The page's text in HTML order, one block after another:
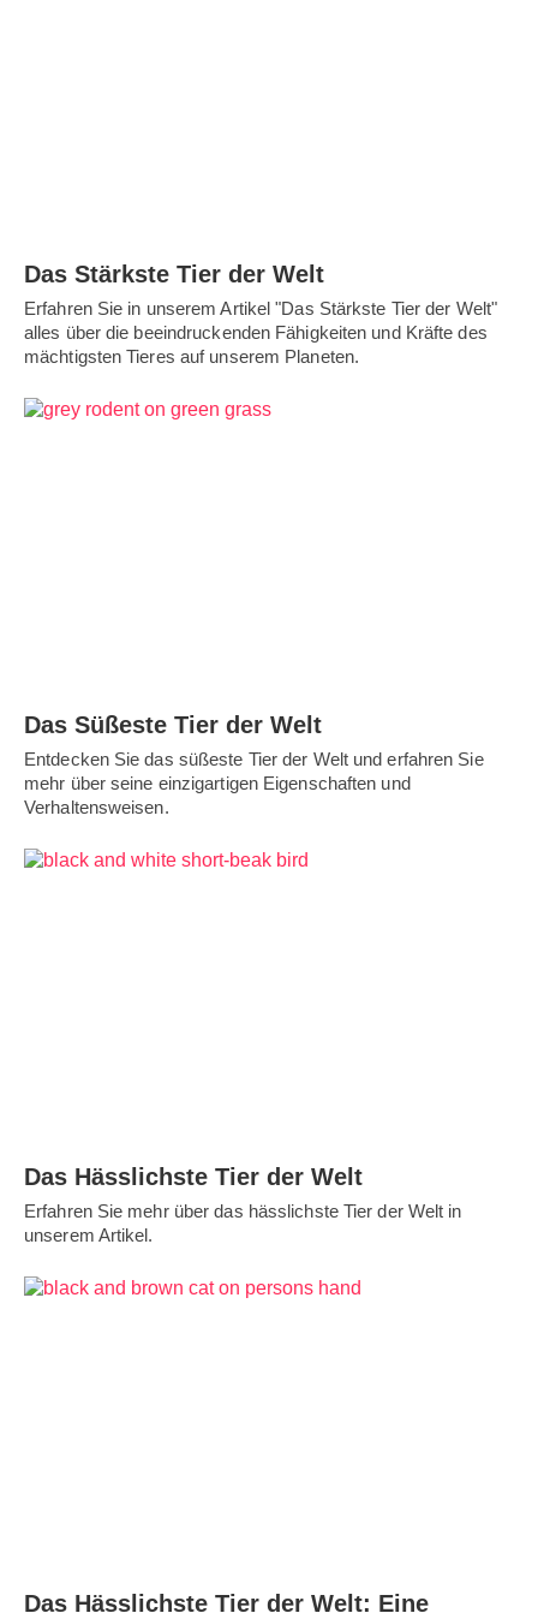
Das Stärkste Tier der Welt
Erfahren Sie in unserem Artikel "Das Stärkste Tier der Welt"
alles über die beeindruckenden Fähigkeiten und Kräfte des
mächtigsten Tieres auf unserem Planeten.
Das Süßeste Tier der Welt
Entdecken Sie das süßeste Tier der Welt und erfahren Sie
mehr über seine einzigartigen Eigenschaften und
Verhaltensweisen.
Das Hässlichste Tier der Welt
Erfahren Sie mehr über das hässlichste Tier der Welt in
unserem Artikel.
Das Hässlichste Tier der Welt: Eine